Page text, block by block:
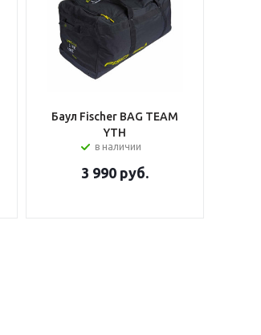
Баул Fischer BAG TEAM
YTH
в наличии
3 990 руб.